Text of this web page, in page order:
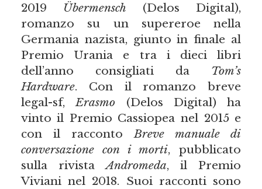
2019 Übermensch (Delos Digital),
romanzo su un supereroe nella
Germania nazista, giunto in finale al
Premio Urania e tra i dieci libri
dell’anno consigliati da Tom’s
Hardware. Con il romanzo breve
legal-sf,Erasmo (Delos Digital) ha
vinto il Premio Cassiopea nel 2015 e
con il raccontoBreve manuale di
conversazione con i morti, pubblicato
sulla rivistaAndromeda, il Premio
Viviani nel 2018. Suoi racconti sono